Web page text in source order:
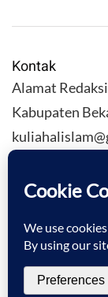
Kontak
Alamat
Kabupaten